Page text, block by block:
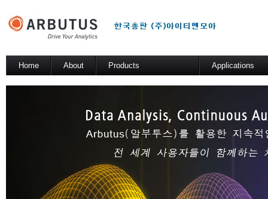
Home About Products
SmartLink for SAP
Results Manager
WebConnect
SmartApps
Arbutus Data Story
Applications
Sketchbook5, 스케치북5
Sketchbook5, 스케치북5